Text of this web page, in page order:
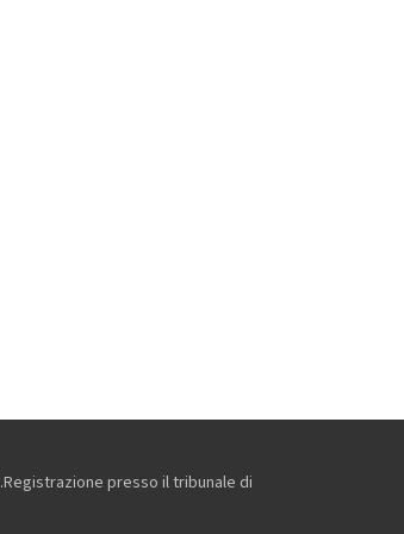
.Registrazione presso il tribunale di